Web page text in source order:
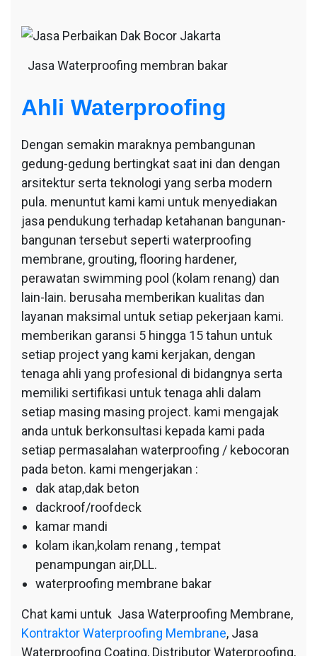
Jasa Waterproofing membran bakar
Ahli Waterproofing
Dengan semakin maraknya pembangunan
gedung-gedung bertingkat saat ini dan dengan
arsitektur serta teknologi yang serba modern
pula. menuntut kami kami untuk menyediakan
jasa pendukung terhadap ketahanan bangunan-
bangunan tersebut seperti waterproofing
membrane, grouting, flooring hardener,
perawatan swimming pool (kolam renang) dan
lain-lain. berusaha memberikan kualitas dan
layanan maksimal untuk setiap pekerjaan kami.
memberikan garansi 5 hingga 15 tahun untuk
setiap project yang kami kerjakan, dengan
tenaga ahli yang profesional di bidangnya serta
memiliki sertifikasi untuk tenaga ahli dalam
setiap masing masing project. kami mengajak
anda untuk berkonsultasi kepada kami pada
setiap permasalahan waterproofing / kebocoran
pada beton. kami mengerjakan :
dak atap,dak beton
dackroof/roofdeck
kamar mandi
kolam ikan,kolam renang , tempat
penampungan air,DLL.
waterproofing membrane bakar
Chat kami untuk Jasa Waterproofing Membrane,
Kontraktor Waterproofing Membrane, Jasa
Waterproofing Coating, Distributor Waterproofing,